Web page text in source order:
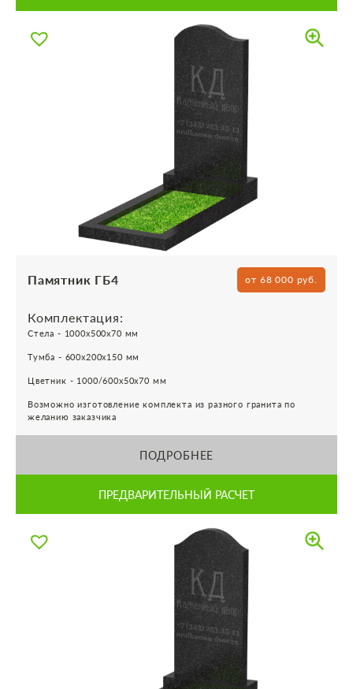
Памятник ГБ4 от 68 000 руб.
Комплектация:
Стела - 1000х500х70 мм
Тумба - 600х200х150 мм
Цветник - 1000/600х50х70 мм
Возможно изготовление комплекта из разного гранита по
желанию заказчика
ПОДРОБНЕЕ
ПРЕДВАРИТЕЛЬНЫЙ РАСЧЕТ